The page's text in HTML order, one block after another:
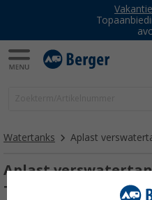
Watertanks Aplast
Aplast
T6